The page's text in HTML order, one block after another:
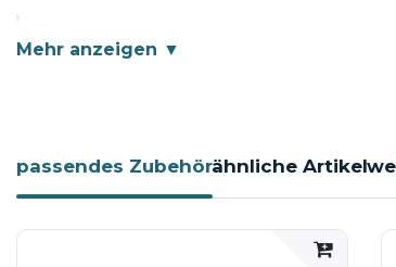
📦 Versandhinweis: Die Lieferung
passendes Zubehörähnliche Artikel